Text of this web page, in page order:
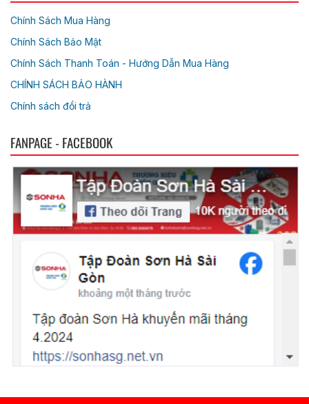
Chính Sách Mua Hàng
Chính Sách Bảo Mật
Chính Sách Thanh Toán - Hướng Dẫn Mua Hàng
CHÍNH SÁCH BẢO HÀNH
Chính sách đổi trả
FANPAGE - FACEBOOK